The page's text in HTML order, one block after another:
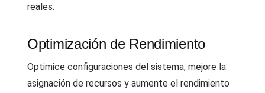
reales.
Optimización de Rendimiento
Optimice configuraciones del sistema, mejore la
asignación de recursos y aumente el rendimiento